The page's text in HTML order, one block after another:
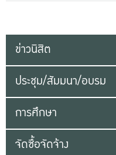
ข่าวนิสิต
ประชุม/สัมมนา/อบรม
การศึกษา
จัดซื้อจัดจ้าง